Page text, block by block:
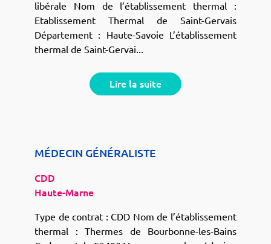
libérale Nom de l’établissement thermal :
Etablissement Thermal de Saint-Gervais
Département : Haute-Savoie L’établissement
thermal de Saint-Gervai...
Lire la suite
MÉDECIN GÉNÉRALISTE
CDD
Haute-Marne
Type de contrat : CDD Nom de l’établissement
thermal : Thermes de Bourbonne-les-Bains